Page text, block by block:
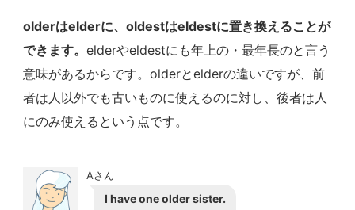
olderはelderに、oldestはeldestに置き換えることが
できます。 elderやeldestにも年上の・最年長のと言う
意味があるからです。olderとelderの違いですが、前
者は人以外でも古いものに使えるのに対し、後者は人
にのみ使えるという点です。
Aさん
I have one older sister.